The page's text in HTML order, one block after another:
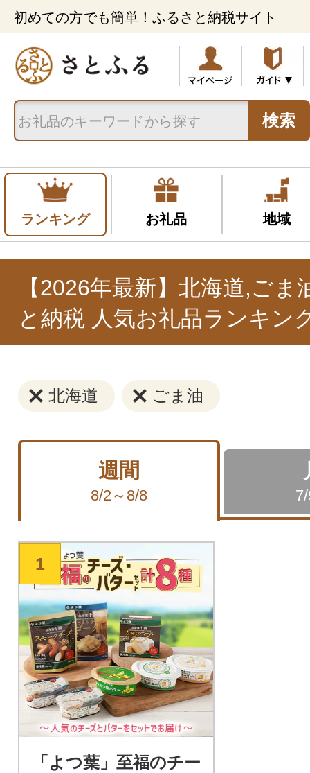
初めての方でも簡単！ふるさと納税サイト
検索
ランキング お礼品 地域
【2026年最新】北海道,ごま
と納税 人気お礼品ランキン
北海道 ごま油
週間
8/2～8/8
1
「よつ葉」至福のチー